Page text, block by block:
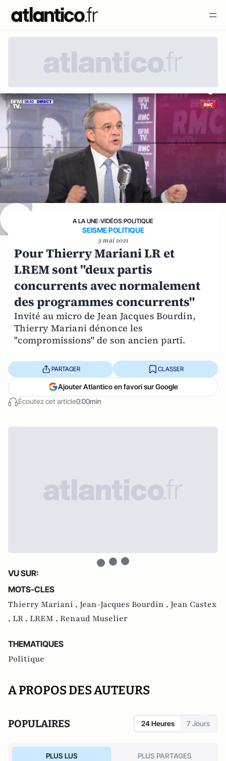
A LA UNE›VIDÉOS›POLITIQUE
SEISME POLITIQUE
3 mai 2021
Pour Thierry Mariani LR et
LREM sont "deux partis
concurrents avec normalement
des programmes concurrents"
Invité au micro de Jean Jacques Bourdin,
Thierry Mariani dénonce les
"compromissions" de son ancien parti.
Écoutez cet article0:00min
PARTAGER CLASSER
Ajouter Atlantico en favori sur Google
VU SUR:
MOTS-CLES
Thierry Mariani , Jean-Jacques Bourdin , Jean Castex
, LR , LREM , Renaud Muselier
THEMATIQUES
Politique
A PROPOS DES AUTEURS
POPULAIRES 24 Heures 7 Jours
PLUS LUS PLUS PARTAGES